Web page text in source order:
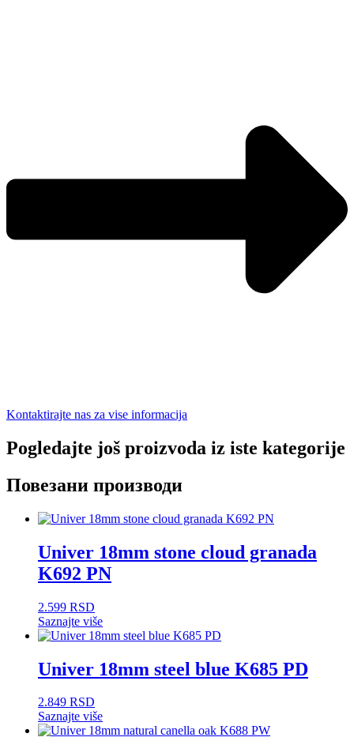
Kontaktirajte nas za vise informacija
Pogledajte još proizvoda iz iste kategorije
Повезани производи
Univer 18mm stone cloud granada
K692 PN
2.599 RSD
Saznajte više
Univer 18mm steel blue K685 PD
2.849 RSD
Saznajte više